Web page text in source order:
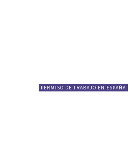
PERMISO DE TRABAJO EN ESPAÑA